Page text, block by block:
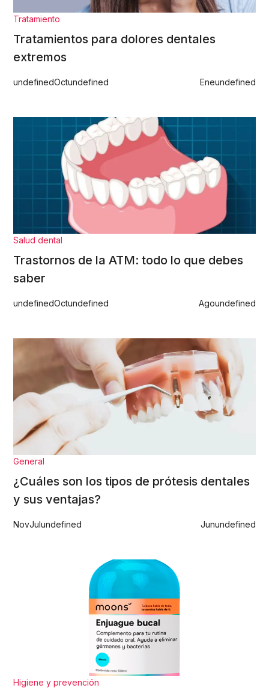
Tratamiento
Tratamientos para dolores dentales
extremos
undefinedOctundefined Eneundefined
Salud dental
Trastornos de la ATM: todo lo que debes
saber
undefinedOctundefined Agoundefined
General
¿Cuáles son los tipos de prótesis dentales
y sus ventajas?
NovJulundefined Junundefined
Higiene y prevención